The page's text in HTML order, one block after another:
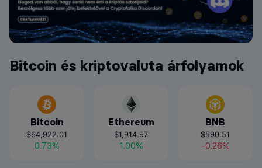
Bitcoin és kriptovaluta árfolyamok
Bitcoin
$64,922.01
0.73%
Ethereum
$1,914.97
1.00%
BNB
$590.51
-0.26%